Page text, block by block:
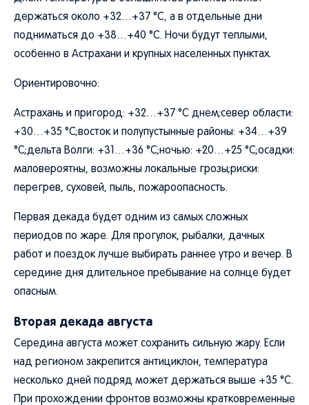
держаться около +32…+37 °C, а в отдельные дни
подниматься до +38…+40 °C. Ночи будут теплыми,
особенно в Астрахани и крупных населенных пунктах.
Ориентировочно:
Астрахань и пригород: +32…+37 °C днем;север области:
+30…+35 °C;восток и полупустынные районы: +34…+39
°C;дельта Волги: +31…+36 °C;ночью: +20…+25 °C;осадки:
маловероятны, возможны локальные грозы;риски:
перегрев, суховей, пыль, пожароопасность.
Первая декада будет одним из самых сложных
периодов по жаре. Для прогулок, рыбалки, дачных
работ и поездок лучше выбирать раннее утро и вечер. В
середине дня длительное пребывание на солнце будет
опасным.
Вторая декада августа
Середина августа может сохранить сильную жару. Если
над регионом закрепится антициклон, температура
несколько дней подряд может держаться выше +35 °C.
При прохождении фронтов возможны кратковременные